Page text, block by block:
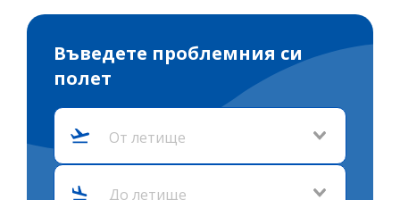
Въведете проблемния си
полет
От летище
До летище